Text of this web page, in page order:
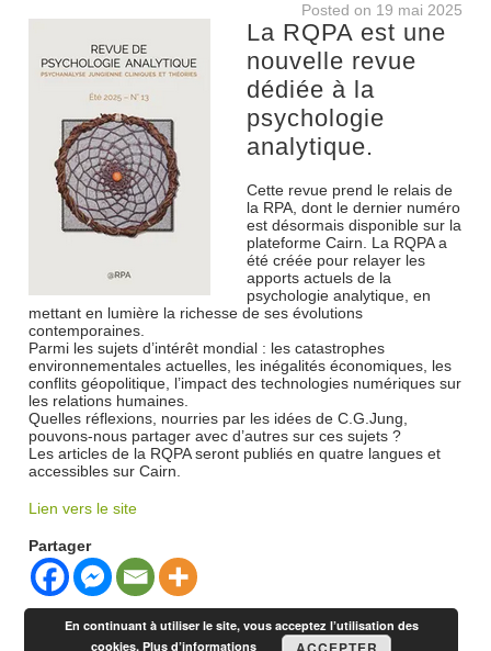
Posted on 19 mai 2025
La RQPA est une
nouvelle revue
dédiée à la
psychologie
analytique.
Cette revue prend le relais de
la RPA, dont le dernier numéro
est désormais disponible sur la
plateforme Cairn. La RQPA a
été créée pour relayer les
apports actuels de la
psychologie analytique, en
mettant en lumière la richesse de ses évolutions
contemporaines.
Parmi les sujets d’intérêt mondial : les catastrophes
environnementales actuelles, les inégalités économiques, les
conflits géopolitique, l’impact des technologies numériques sur
les relations humaines.
Quelles réflexions, nourries par les idées de C.G.Jung,
pouvons-nous partager avec d’autres sur ces sujets ?
Les articles de la RQPA seront publiés en quatre langues et
accessibles sur Cairn.
Lien vers le site
Partager
En continuant à utiliser le site, vous acceptez l’utilisation des
cookies.Plus d’informations